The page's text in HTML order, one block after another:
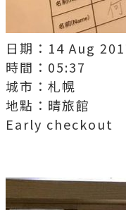
日期：14 Aug
時間：05:37
城市：札幌
地點：晴旅館
Early checkout